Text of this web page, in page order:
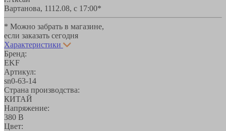
Вартанова, 1112.08, с 17:00*
* Можно забрать в магазине,
если заказать сегодня
Характеристики
Бренд:
EKF
Артикул:
sn0-63-14
Страна производства:
КИТАЙ
Напряжение:
380 В
Цвет: